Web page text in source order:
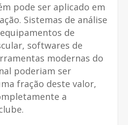
pode ser aplicado em
Sistemas de análise
de
softwares de
modernas do
poderiam ser
fração deste valor,
a